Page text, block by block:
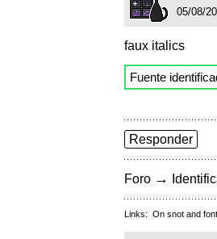
05/08/
faux italics
Fuente
Responder
Foro →
Links: On snot and